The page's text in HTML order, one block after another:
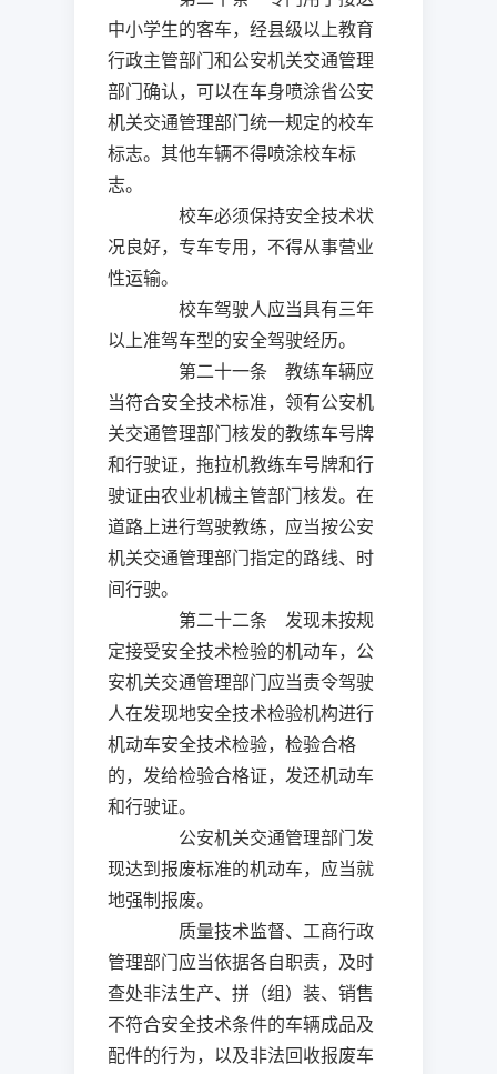
中小学生的客车，经县级以上教育
行政主管部门和公安机关交通管理
部门确认，可以在车身喷涂省公安
机关交通管理部门统一规定的校车
标志。其他车辆不得喷涂校车标
志。
校车必须保持安全技术状
况良好，专车专用，不得从事营业
性运输。
校车驾驶人应当具有三年
以上准驾车型的安全驾驶经历。
第二十一条 教练车辆应
当符合安全技术标准，领有公安机
关交通管理部门核发的教练车号牌
和行驶证，拖拉机教练车号牌和行
驶证由农业机械主管部门核发。在
道路上进行驾驶教练，应当按公安
机关交通管理部门指定的路线、时
间行驶。
第二十二条 发现未按规
定接受安全技术检验的机动车，公
安机关交通管理部门应当责令驾驶
人在发现地安全技术检验机构进行
机动车安全技术检验，检验合格
的，发给检验合格证，发还机动车
和行驶证。
公安机关交通管理部门发
现达到报废标准的机动车，应当就
地强制报废。
质量技术监督、工商行政
管理部门应当依据各自职责，及时
查处非法生产、拼（组）装、销售
不符合安全技术条件的车辆成品及
配件的行为，以及非法回收报废车